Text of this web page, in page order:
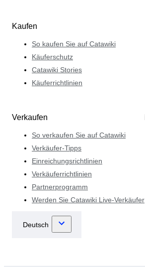
Kaufen
So kaufen Sie auf Catawiki
Käuferschutz
Catawiki Stories
Käuferrichtlinien
Verkaufen
So verkaufen Sie auf Catawiki
Verkäufer-Tipps
Einreichungsrichtlinien
Verkäuferrichtlinien
Partnerprogramm
Werden Sie Catawiki Live-Verkäufer